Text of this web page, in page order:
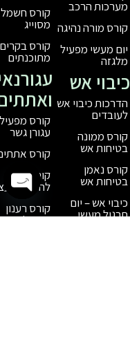
קורס חשמלאי
מסוייג
קורס בקרים
מתוכנתים
עגורנאים
ואתתים
קורס מפעיל
עגורן גשר
קורס אתתים
קורס עגורן
להעמסה עצמית
קורס רענון
מפעיל עגורן
קורס
ריתוך צנרת
פלדה
ארגון (TIG)
ריתוך
פלדה
מצופה
נירוסטה
(TIG)
Open chaty